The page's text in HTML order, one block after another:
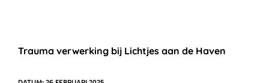
Trauma verwerking bij Lichtjes aan de Haven